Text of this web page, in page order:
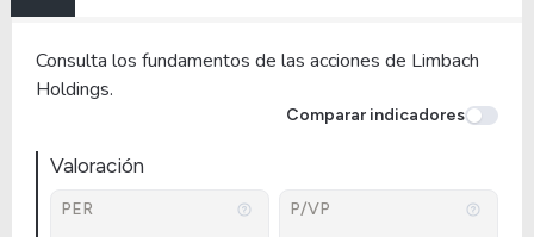
Consulta los fundamentos de las acciones de Limbach
Holdings.
Comparar indicadores
Valoración
PER P/VP